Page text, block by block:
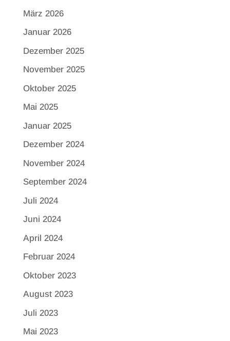
März 2026
Januar 2026
Dezember 2025
November 2025
Oktober 2025
Mai 2025
Januar 2025
Dezember 2024
November 2024
September 2024
Juli 2024
Juni 2024
April 2024
Februar 2024
Oktober 2023
August 2023
Juli 2023
Mai 2023